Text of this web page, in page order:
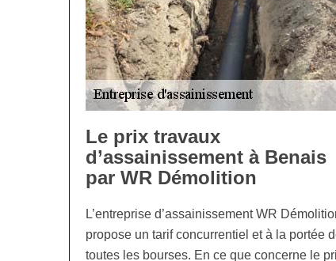
Le prix travaux
d’assainissement à Benais
par WR Démolition
L’entreprise d’assainissement WR
propose un tarif concurrentiel et à la portée
toutes les bourses. En ce que concerne le